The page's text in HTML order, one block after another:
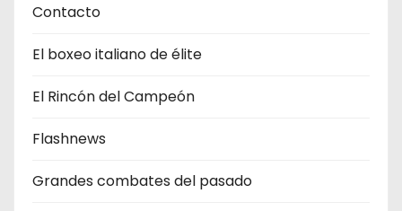
Contacto
El boxeo italiano de élite
El Rincón del Campeón
Flashnews
Grandes combates del pasado